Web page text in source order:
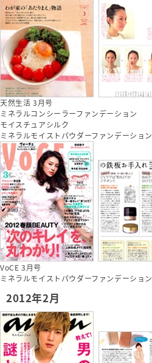
天然生活 3月号
ミネラルコンシーラーファンデーション
モイスチュアシルク
ミネラルモイストパウダーファンデーション
VoCE 3月号
ミネラルモイストパウダーファンデーション
2012年2月